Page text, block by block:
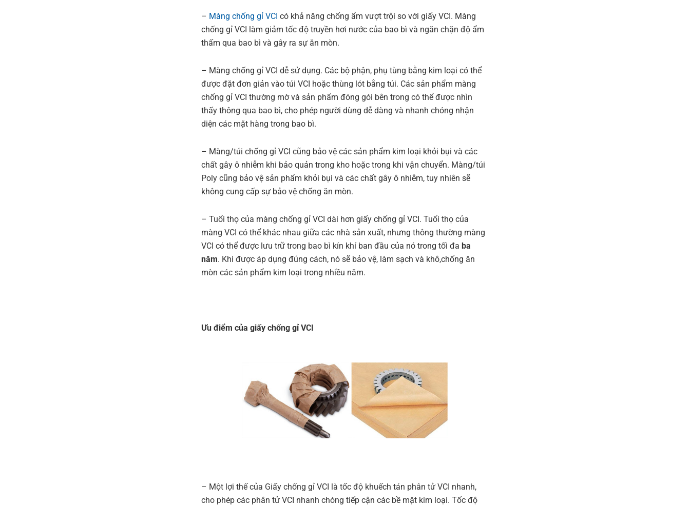
– Màng chống gỉ VCI có khả năng chống ẩm vượt trội so với giấy VCI. Màng
chống gỉ VCI làm giảm tốc độ truyền hơi nước của bao bì và ngăn chặn độ ẩm
thấm qua bao bì và gây ra sự ăn mòn.
– Màng chống gỉ VCI dễ sử dụng. Các bộ phận, phụ tùng bằng kim loại có thể
được đặt đơn giản vào túi VCI hoặc thùng lót bằng túi. Các sản phẩm màng
chống gỉ VCI thường mờ và sản phẩm đóng gói bên trong có thể được nhìn
thấy thông qua bao bì, cho phép người dùng dễ dàng và nhanh chóng nhận
diện các mặt hàng trong bao bì.
– Màng/túi chống gỉ VCI cũng bảo vệ các sản phẩm kim loại khỏi bụi và các
chất gây ô nhiễm khi bảo quản trong kho hoặc trong khi vận chuyển. Màng/túi
Poly cũng bảo vệ sản phẩm khỏi bụi và các chất gây ô nhiễm, tuy nhiên sẽ
không cung cấp sự bảo vệ chống ăn mòn.
– Tuổi thọ của màng chống gỉ VCI dài hơn giấy chống gỉ VCI. Tuổi thọ của
màng VCI có thể khác nhau giữa các nhà sản xuất, nhưng thông thường màng
VCI có thể được lưu trữ trong bao bì kín khí ban đầu của nó trong tối đa ba
năm. Khi được áp dụng đúng cách, nó sẽ bảo vệ, làm sạch và khô,chống ăn
mòn các sản phẩm kim loại trong nhiều năm.
Ưu điểm của giấy chống gỉ VCI
– Một lợi thế của Giấy chống gỉ VCI là tốc độ khuếch tán phân tử VCI nhanh,
cho phép các phân tử VCI nhanh chóng tiếp cận các bề mặt kim loại. Tốc độ